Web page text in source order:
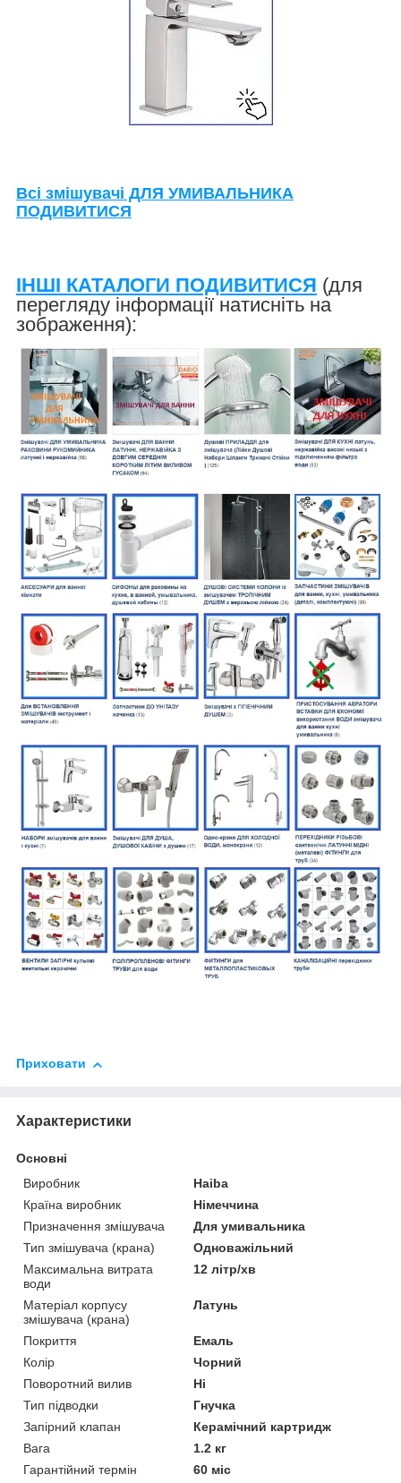
Всі змішувачі ДЛЯ УМИВАЛЬНИКА
ПОДИВИТИСЯ
ІНШІ КАТАЛОГИ ПОДИВИТИСЯ (для
перегляду інформації натисніть на
зображення):
Приховати
Характеристики
Основні
Виробник
Haiba
Країна виробник
Німеччина
Призначення змішувача
Для умивальника
Тип змішувача (крана)
Одноважільний
Максимальна витрата
води
12 літр/хв
Матеріал корпусу
змішувача (крана)
Латунь
Покриття
Емаль
Колір
Чорний
Поворотний вилив
Ні
Тип підводки
Гнучка
Запірний клапан
Керамічний картридж
Вага
1.2 кг
Гарантійний термін
60 міс